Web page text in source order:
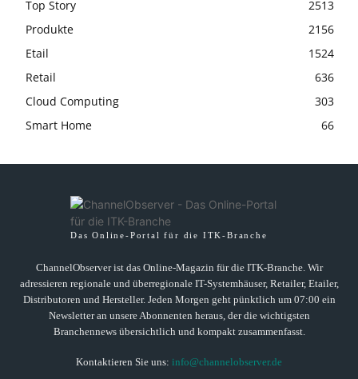
Top Story
2513
Produkte
2156
Etail
1524
Retail
636
Cloud Computing
303
Smart Home
66
Das Online-Portal für die ITK-Branche
ChannelObserver ist das Online-Magazin für die ITK-Branche. Wir
adressieren regionale und überregionale IT-Systemhäuser, Retailer, Etailer,
Distributoren und Hersteller. Jeden Morgen geht pünktlich um 07:00 ein
Newsletter an unsere Abonnenten heraus, der die wichtigsten
Branchennews übersichtlich und kompakt zusammenfasst.
Kontaktieren Sie uns: info@channelobserver.de